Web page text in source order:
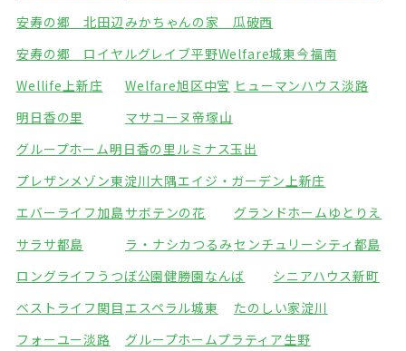
安寿の郷 北田辺 みかちゃんの家 瓜破西
安寿の郷 ロイヤルグレイブ平野Welfare城東今福南
Wellife上新庄
Welfare旭区中宮 ヒューマンハウス淡路
明日香の里
マサコーヌ帝塚山
グループホーム明日香の里 ルミナス玉出
プレザンメゾン東淀川大隅エイジ・ガーデン上新庄
エバーライフ加島サボテンの花
グランドホームゆとりえ
サラサ都島
ラ・ナシカつるみセンチュリーシティ都島
ロングライフうつぼ公園健勝園なんば
シニアハウス新町
ベストライフ関目エスペラル城東
たのしい家淀川
フォーユー淡路
グループホームプラティア生野